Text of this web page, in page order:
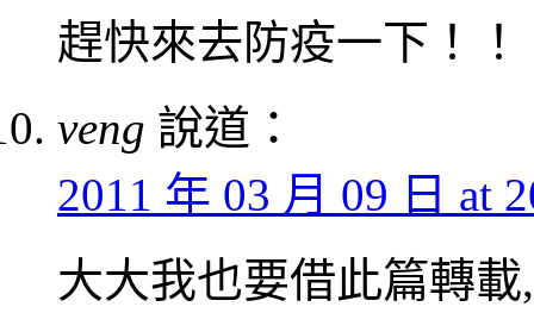
趕快來去防疫一下！！
veng 說道：
2011 年 03 月 09 日 at
大大我也要借此篇轉載